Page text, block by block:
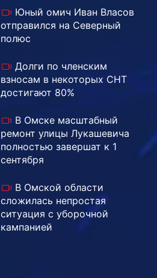
Юный омич Иван Власов
отправился на Северный
полюс
Долги по членским
взносам в некоторых СНТ
достигают 80%
В Омске масштабный
ремонт улицы Лукашевича
полностью завершат к 1
сентября
В Омской области
сложилась непростая
ситуация с уборочной
кампанией